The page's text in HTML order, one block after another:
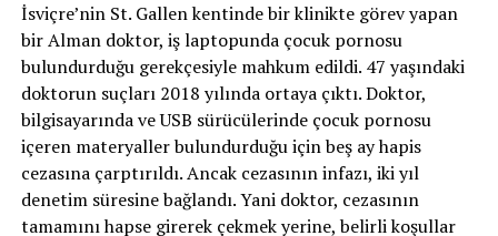
İsviçre’nin St. Gallen kentinde bir klinikte görev yapan
bir Alman doktor, iş laptopunda çocuk pornosu
bulundurduğu gerekçesiyle mahkum edildi. 47 yaşındaki
doktorun suçları 2018 yılında ortaya çıktı. Doktor,
bilgisayarında ve USB sürücülerinde çocuk pornosu
içeren materyaller bulundurduğu için beş ay hapis
cezasına çarptırıldı. Ancak cezasının infazı, iki yıl
denetim süresine bağlandı. Yani doktor, cezasının
tamamını hapse girerek çekmek yerine, belirli koşullar